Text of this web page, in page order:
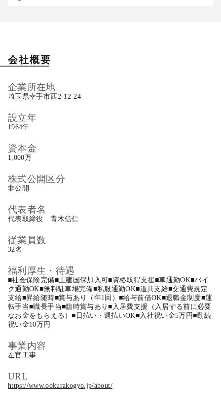
会社概要
企業所在地
埼玉県幸手市西2‐12‐24
設立年
1964年
資本金
1,000万
株式公開区分
非公開
代表者名
代表取締役 青木信仁
従業員数
32名
福利厚生・待遇
■社会保険完備■土建国保加入可■資格取得支援■車通勤OK■バイ
ク通勤OK■無料駐車場完備■私服通勤OK■道具支給■交通費規定
支給■昇給随時■賞与あり（年1回）■給与前借OK■退職金制度■運
転手当■職長手当■臨時賞与あり■入居費支援（入居する前に必要
なお金をもらえる）■日払い・週払いOK■入社祝い金5万円■勤続
祝い金10万円
事業内容
左官工事
URL
https://www.ookurakogyo.jp/about/